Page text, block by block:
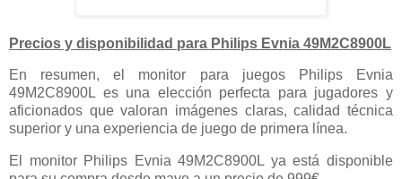
Precios y disponibilidad para Philips Evnia 49M2C8900L
En resumen, el monitor para juegos Philips Evnia
49M2C8900L es una elección perfecta para jugadores y
aficionados que valoran imágenes claras, calidad técnica
superior y una experiencia de juego de primera línea.
El monitor Philips Evnia 49M2C8900L ya está disponible